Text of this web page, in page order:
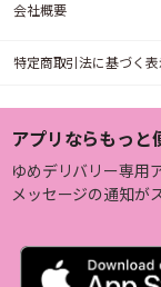
会社概要
特定商取引法に基づく表
アプリならもっと
ゆめデリバリー専用
メッセージの通知が